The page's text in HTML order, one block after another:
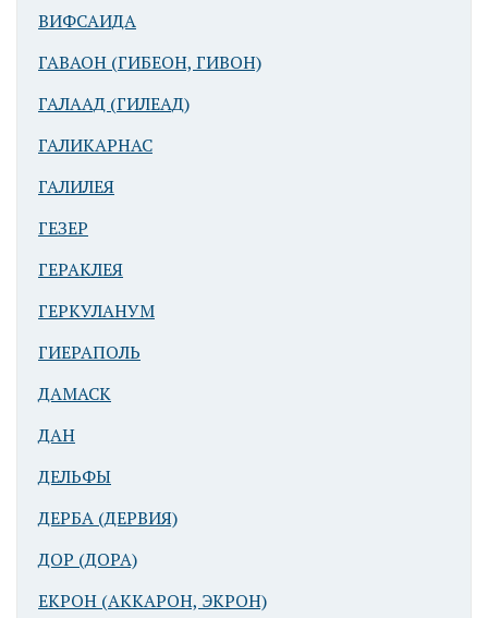
Анталья).
Гавань
Атталия (совр.
Римский маяк
Атталия (совр.
Анталья).
римский маяк.
ВИФСАИДА
ГАВАОН (ГИБЕОН, ГИВОН)
ГАЛААД (ГИЛЕАД)
ГАЛИКАРНАС
ГАЛИЛЕЯ
ГЕЗЕР
ГЕРАКЛЕЯ
ГЕРКУЛАНУМ
ГИЕРАПОЛЬ
ДАМАСК
ДАН
ДЕЛЬФЫ
ДЕРБА (ДЕРВИЯ)
ДОР (ДОРА)
ЕКРОН (АККАРОН, ЭКРОН)